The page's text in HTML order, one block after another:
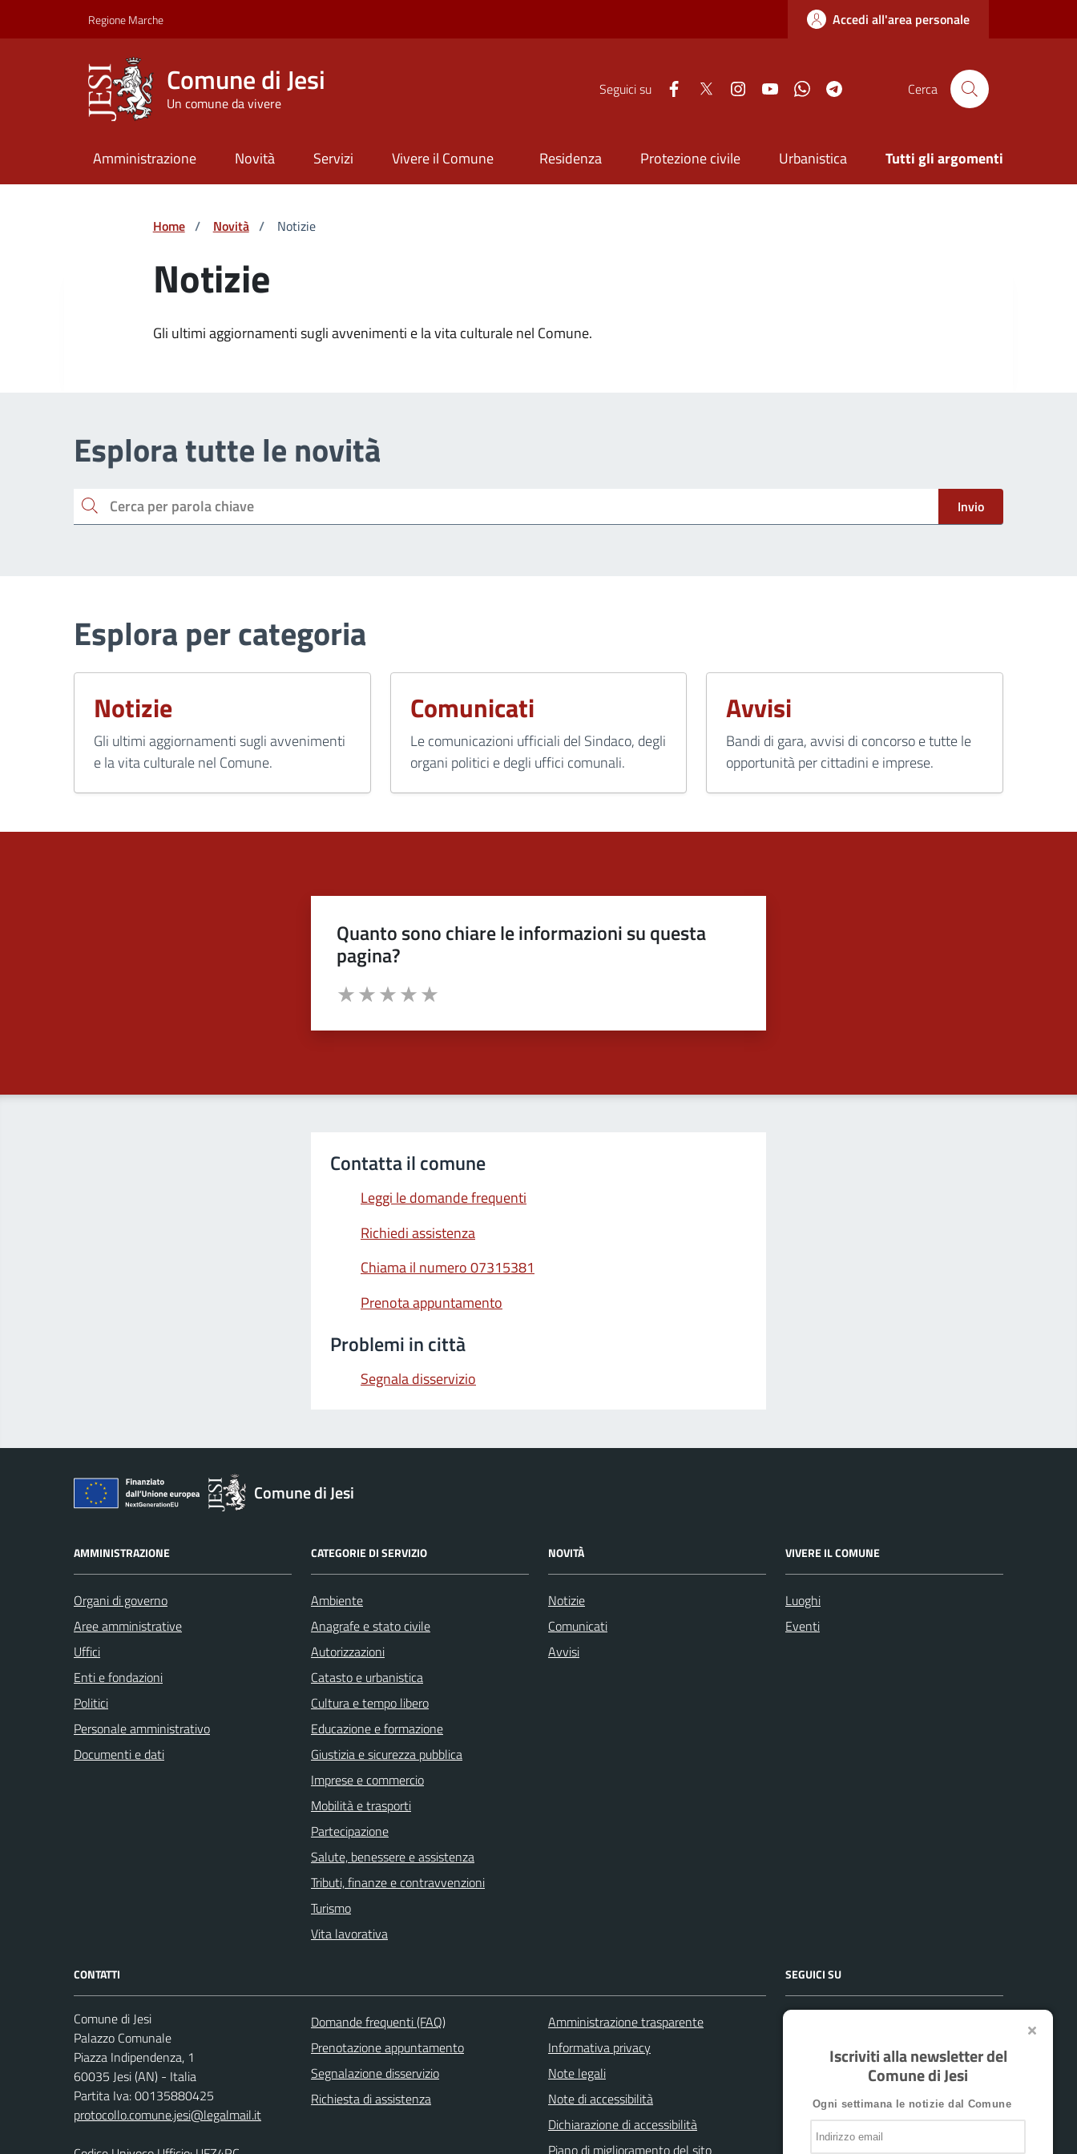
Skip to Main Content
Regione Marche Accedi all'area personale
Comune di Jesi
Un comune da vivere
Seguici su FacebookTwitter InstagramYouTube Whatsapp Cerca
Amministrazione Novità Servizi Vivere il Comune Residenza Protezione civile Urbanistica Tutti gli argomenti
Home / Novità / Notizie
Notizie
Gli ultimi aggiornamenti sugli avvenimenti e la vita culturale nel Comune.
Esplora tutte le novità
Cerca Invio
Esplora per categoria
Notizie
Gli ultimi aggiornamenti sugli avvenimenti
e la vita culturale nel Comune.
Comunicati
Le comunicazioni ufficiali del Sindaco, degli
organi politici e degli uffici comunali.
Avvisi
Bandi di gara, avvisi di concorso e tutte le
opportunità per cittadini e imprese.
Quanto sono chiare le informazioni su questa
pagina?
Valuta da 1 a 5 stelle la pagina
Contatta il comune
Leggi le domande frequenti
Richiedi assistenza
Chiama il numero 07315381
Prenota appuntamento
Problemi in città
Segnala disservizio
Comune di Jesi
AMMINISTRAZIONE
Organi di governo
Aree amministrative
Uffici
Enti e fondazioni
Politici
Personale amministrativo
Documenti e dati
CATEGORIE DI SERVIZIO
Ambiente
Anagrafe e stato civile
Autorizzazioni
Catasto e urbanistica
Cultura e tempo libero
Educazione e formazione
Giustizia e sicurezza pubblica
Imprese e commercio
Mobilità e trasporti
Partecipazione
Salute, benessere e assistenza
Tributi, finanze e contravvenzioni
Turismo
Vita lavorativa
NOVITÀ
Notizie
Comunicati
Avvisi
VIVERE IL COMUNE
Luoghi
Eventi
CONTATTI
Comune di Jesi
Palazzo Comunale
Piazza Indipendenza, 1
60035 Jesi (AN) - Italia
Partita Iva: 00135880425
protocollo.comune.jesi@legalmail.it
Domande frequenti (FAQ)
Prenotazione appuntamento
Segnalazione disservizio
Richiesta di assistenza
Amministrazione trasparente
Informativa privacy
Note legali
Note di accessibilità
Dichiarazione di accessibilità
Piano di miglioramento del sito
SEGUICI SU
Iscriviti alla newsletter del
Comune di Jesi
Ogni settimana le notizie dal Comune